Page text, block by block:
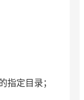
指定目录；